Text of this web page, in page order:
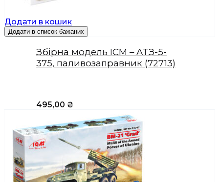
Додати в кошик
Додати в список бажаних
Збірна модель ICM – ATЗ-5-
375, паливозаправник (72713)
495,00 ₴